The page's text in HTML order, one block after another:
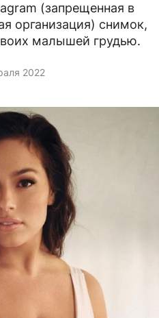
(запрещенная в
организация) снимок,
малышей грудью.
2022